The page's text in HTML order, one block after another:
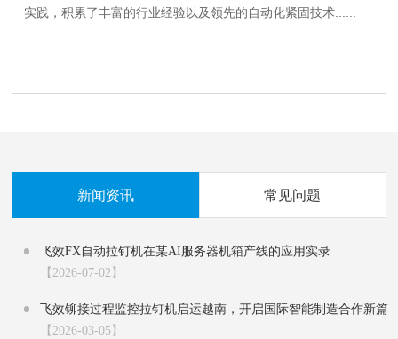
实践，积累了丰富的行业经验以及领先的自动化紧固技术......
新闻资讯 常见问题
飞效FX自动拉钉机在某AI服务器机箱产线的应用实录‌
【2026-07-02】
飞效铆接过程监控拉钉机启运越南，开启国际智能制造合作新篇
章
【2026-03-05】